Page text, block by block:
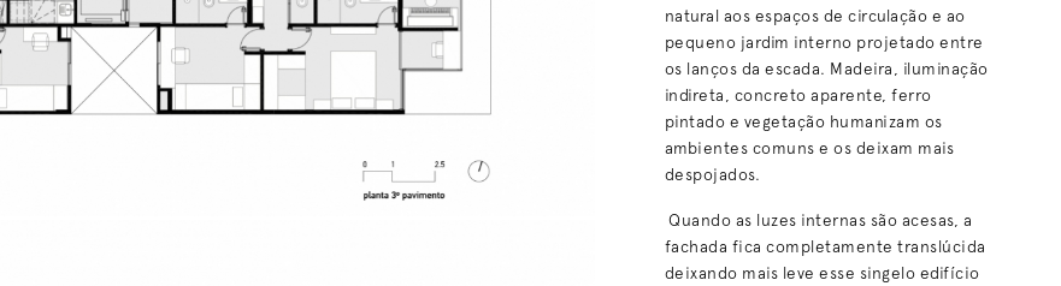
natural aos espaços de circulação e ao
pequeno jardim interno projetado entre
os lanços da escada. Madeira, iluminação
indireta, concreto aparente, ferro
pintado e vegetação humanizam os
ambientes comuns e os deixam mais
despojados.
Quando as luzes internas são acesas, a
fachada fica completamente translúcida
deixando mais leve esse singelo edifício